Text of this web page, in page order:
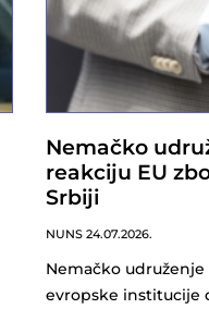
Nemačko
reakciju EU
Srbiji
NUNS 24.07.2026.
Nemačko udruženje
evropske institucije